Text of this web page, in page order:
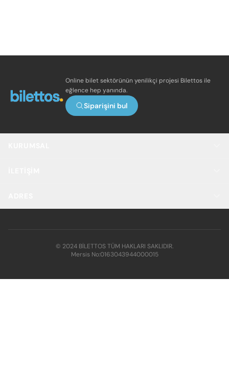
Online bilet sektörünün yenilikçi projesi Bilettos ile
eğlence hep yanında.
Siparişini bul
© 2024 BİLETTOS TÜM HAKLARI SAKLIDIR.
Mersis No:0163043944000015